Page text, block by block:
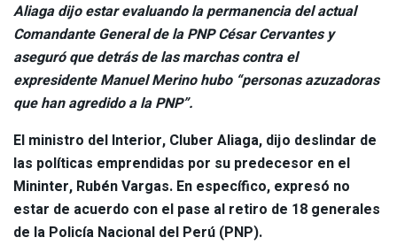
Aliaga dijo estar evaluando la permanencia del actual
Comandante General de la PNP César Cervantes y
aseguró que detrás de las marchas contra el
expresidente Manuel Merino hubo “personas azuzadoras
que han agredido a la PNP”.
El ministro del Interior, Cluber Aliaga, dijo deslindar de
las políticas emprendidas por su predecesor en el
Mininter, Rubén Vargas. En específico, expresó no
estar de acuerdo con el pase al retiro de 18 generales
de la Policía Nacional del Perú (PNP).